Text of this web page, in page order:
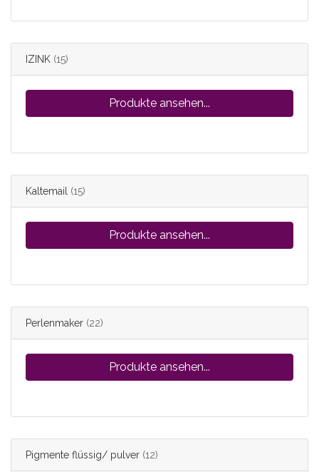
IZINK (15)
Produkte ansehen...
Kaltemail (15)
Produkte ansehen...
Perlenmaker (22)
Produkte ansehen...
Pigmente flüssig/ pulver (12)